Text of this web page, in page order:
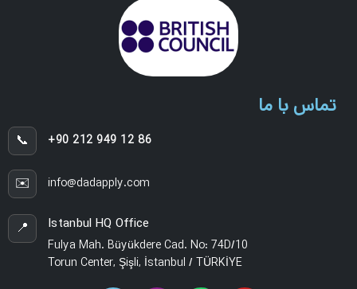
تماس با ما
📞 +90 212 949 12 86
✉️ info@dadapply.com
📍 Istanbul HQ Office
Fulya Mah. Büyükdere Cad. No: 74D/10
Torun Center, Şişli, İstanbul / TÜRKİYE